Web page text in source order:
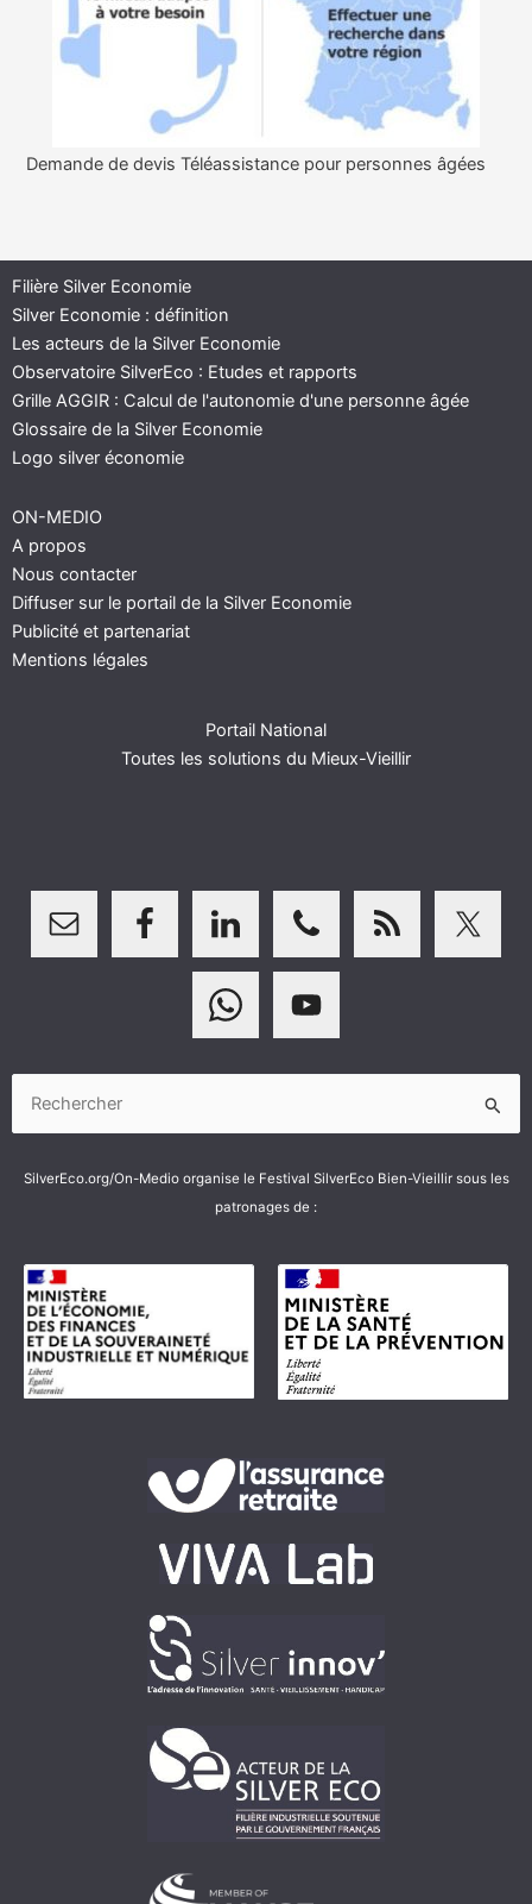
Demande de devis Téléassistance pour personnes âgées
Filière Silver Economie
Silver Economie : définition
Les acteurs de la Silver Economie
Observatoire SilverEco : Etudes et rapports
Grille AGGIR : Calcul de l'autonomie d'une personne âgée
Glossaire de la Silver Economie
Logo silver économie
ON-MEDIO
A propos
Nous contacter
Diffuser sur le portail de la Silver Economie
Publicité et partenariat
Mentions légales
Portail National
Toutes les solutions du Mieux-Vieillir
SilverEco.org/On-Medio organise le Festival SilverEco Bien-Vieillir sous les
patronages de :